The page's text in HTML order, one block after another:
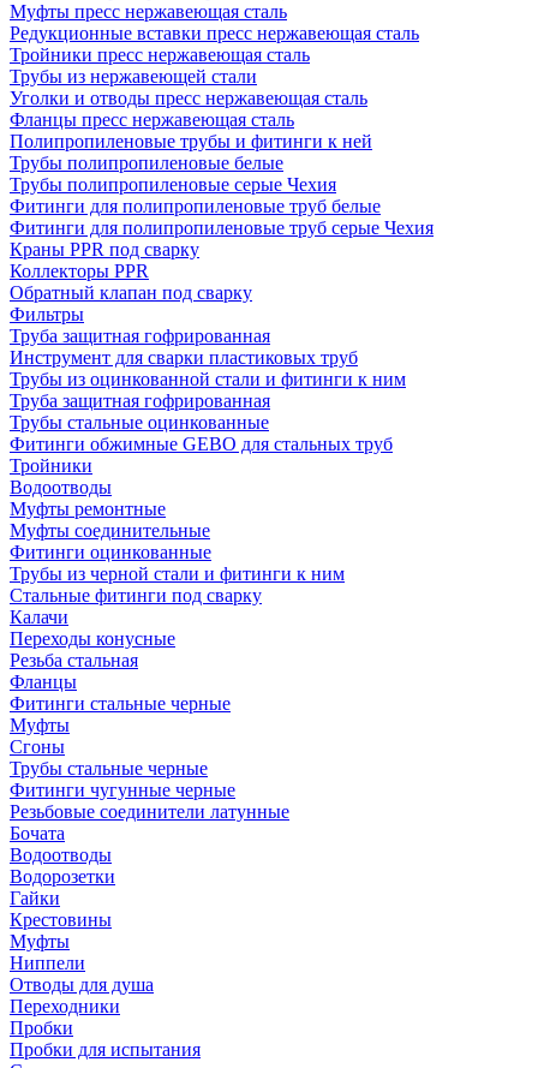
Муфты пресс нержавеющая сталь
Редукционные вставки пресс нержавеющая сталь
Тройники пресс нержавеющая сталь
Трубы из нержавеющей стали
Уголки и отводы пресс нержавеющая сталь
Фланцы пресс нержавеющая сталь
Полипропиленовые трубы и фитинги к ней
Трубы полипропиленовые белые
Трубы полипропиленовые серые Чехия
Фитинги для полипропиленовые труб белые
Фитинги для полипропиленовые труб серые Чехия
Краны PPR под сварку
Коллекторы PPR
Обратный клапан под сварку
Фильтры
Труба защитная гофрированная
Инструмент для сварки пластиковых труб
Трубы из оцинкованной стали и фитинги к ним
Труба защитная гофрированная
Трубы стальные оцинкованные
Фитинги обжимные GEBO для стальных труб
Тройники
Водоотводы
Муфты ремонтные
Муфты соединительные
Фитинги оцинкованные
Трубы из черной стали и фитинги к ним
Стальные фитинги под сварку
Калачи
Переходы конусные
Резьба стальная
Фланцы
Фитинги стальные черные
Муфты
Сгоны
Трубы стальные черные
Фитинги чугунные черные
Резьбовые соединители латунные
Бочата
Водоотводы
Водорозетки
Гайки
Крестовины
Муфты
Ниппели
Отводы для душа
Переходники
Пробки
Пробки для испытания